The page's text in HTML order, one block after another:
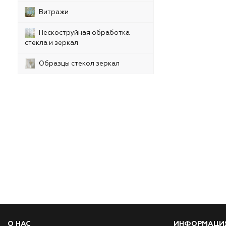
Витражи
Пескоструйная обработка
стекла и зеркал
Образцы стекол зеркал
О НАС